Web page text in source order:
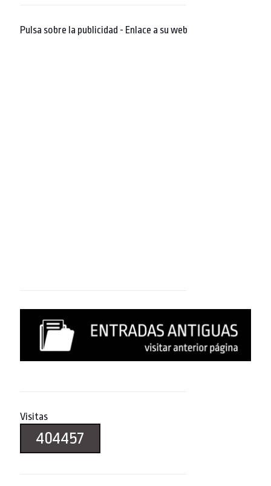
Pulsa sobre la publicidad - Enlace a su web
Visitas
404457